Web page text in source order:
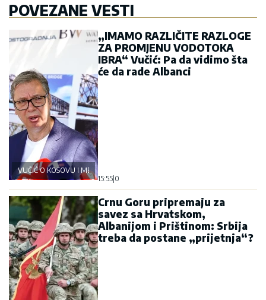
POVEZANE VESTI
VUČIĆ O KOSOVU I METOHIJI
„IMAMO RAZLIČITE RAZLOGE
ZA PROMJENU VODOTOKA
IBRA“ Vučić: Pa da vidimo šta
će da rade Albanci
15:55 0
Crnu Goru pripremaju za
savez sa Hrvatskom,
Albanijom i Prištinom: Srbija
treba da postane „prijetnja“?